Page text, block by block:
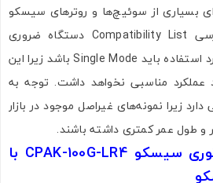
بسیاری از سوئیچ‌ها و روترهای سیسکو
طراحی شده است، اما بررسی Compatibility List دستگاه ضروری
است. همچنین نوع فیبر مورد استفاده باید Single Mode باشد زیرا این
عملکرد مناسبی نخواهد داشت. توجه به
زیرا نمونه‌های غیراصل موجود در بازار
طول عمر کمتری داشته باشند.
مقایسه ماژول فیبر نوری سیسکو CPAK-100G-LR4 با